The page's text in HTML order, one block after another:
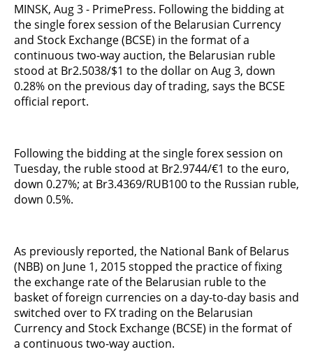
MINSK, Aug 3 - PrimePress. Following the bidding at
the single forex session of the Belarusian Currency
and Stock Exchange (BCSE) in the format of a
continuous two-way auction, the Belarusian ruble
stood at Br2.5038/$1 to the dollar on Aug 3, down
0.28% on the previous day of trading, says the BCSE
official report.
Following the bidding at the single forex session on
Tuesday, the ruble stood at Br2.9744/€1 to the euro,
down 0.27%; at Br3.4369/RUB100 to the Russian ruble,
down 0.5%.
As previously reported, the National Bank of Belarus
(NBB) on June 1, 2015 stopped the practice of fixing
the exchange rate of the Belarusian ruble to the
basket of foreign currencies on a day-to-day basis and
switched over to FX trading on the Belarusian
Currency and Stock Exchange (BCSE) in the format of
a continuous two-way auction.